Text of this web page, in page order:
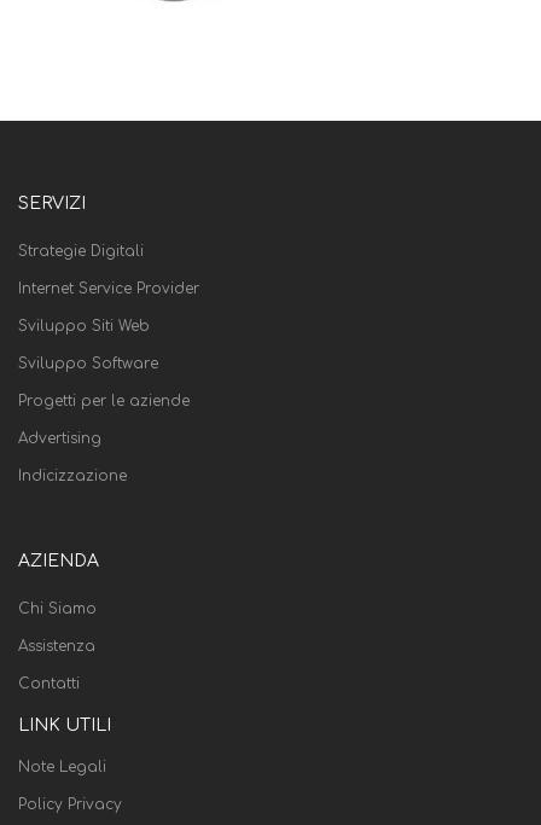
SERVIZI
Strategie Digitali
Internet Service Provider
Sviluppo Siti Web
Sviluppo Software
Progetti per le aziende
Advertising
Indicizzazione
AZIENDA
Chi Siamo
Assistenza
Contatti
LINK UTILI
Note Legali
Policy Privacy